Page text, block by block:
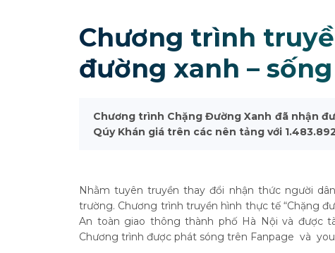
Chương trình
đường xanh –
Chương trình Chặng Đường Xanh đã nhận
Qúy Khán giá trên các nên tảng với
Nhằm tuyên truyền thay đổi nhận thức người
trường. Chương trình truyền hình thực tế “Chặng
An toàn giao thông thành phố Hà Nội và được
Chương trình được phát sóng trên Fanpage và